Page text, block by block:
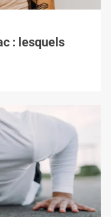
: lesquels